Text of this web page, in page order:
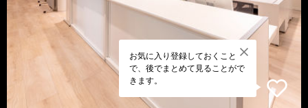
お気に入り登録しておくこと
で、後でまとめて見ることがで
きます。